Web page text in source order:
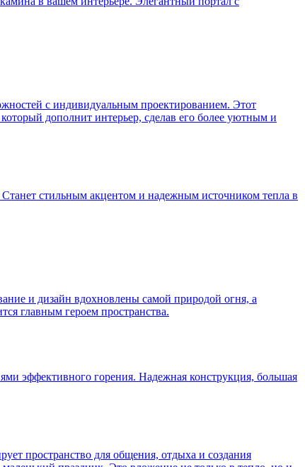
с индивидуальным проектированием. Этот
дополнит интерьер, сделав его более уютным и
стильным акцентом и надежным источником тепла в
и дизайн вдохновлены самой природой огня, а
главным героем пространства.
эффективного горения. Надежная конструкция, большая
пространство для общения, отдыха и создания